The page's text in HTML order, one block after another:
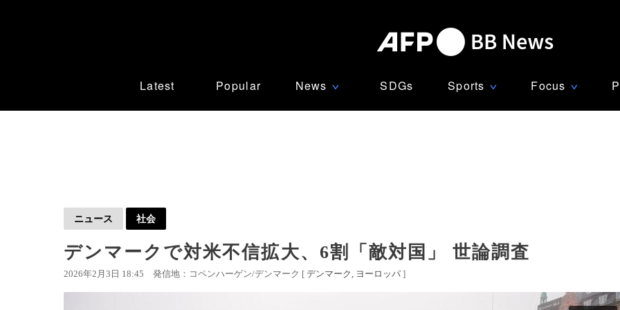
Latest Popular News ∨ SDGs Sports ∨ Focus ∨
ニュース 社会
デンマークで対米不信拡大、6割「敵対国」 世論調査
2026年2月3日 18:45 発信地：コペンハーゲン/デンマーク [ デンマーク ヨーロッパ ]